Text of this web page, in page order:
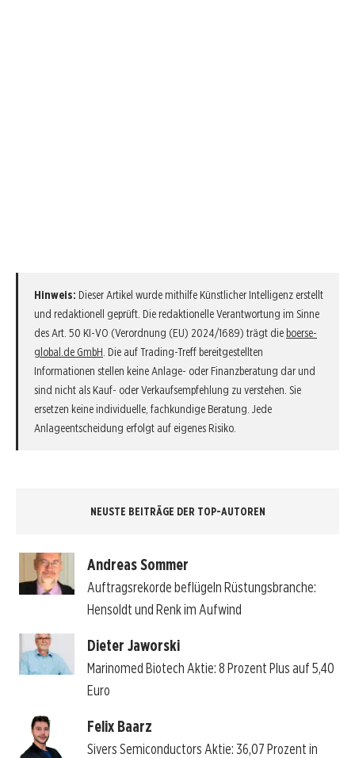
Hinweis: Dieser Artikel wurde mithilfe Künstlicher Intelligenz erstellt
und redaktionell geprüft. Die redaktionelle Verantwortung im Sinne
des Art. 50 KI-VO (Verordnung (EU) 2024/1689) trägt die boerse-
global.de GmbH . Die auf Trading-Treff bereitgestellten
Informationen stellen keine Anlage- oder Finanzberatung dar und
sind nicht als Kauf- oder Verkaufsempfehlung zu verstehen. Sie
ersetzen keine individuelle, fachkundige Beratung. Jede
Anlageentscheidung erfolgt auf eigenes Risiko.
NEUSTE BEITRÄGE DER TOP-AUTOREN
Andreas Sommer
Auftragsrekorde beflügeln Rüstungsbranche:
Hensoldt und Renk im Aufwind
Dieter Jaworski
Marinomed Biotech Aktie: 8 Prozent Plus auf 5,40
Euro
Felix Baarz
Sivers Semiconductors Aktie: 36,07 Prozent in